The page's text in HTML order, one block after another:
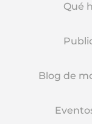
Qué
Blog de